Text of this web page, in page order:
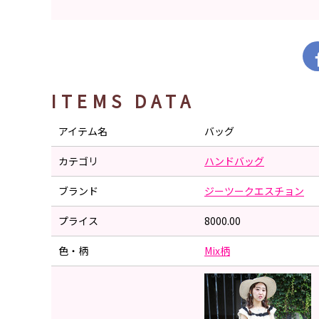
ITEMS DATA
アイテム名 バッグ
カテゴリ ハンドバッグ
ブランド ジーツークエスチョン
プライス 8000.00
色・柄 Mix柄